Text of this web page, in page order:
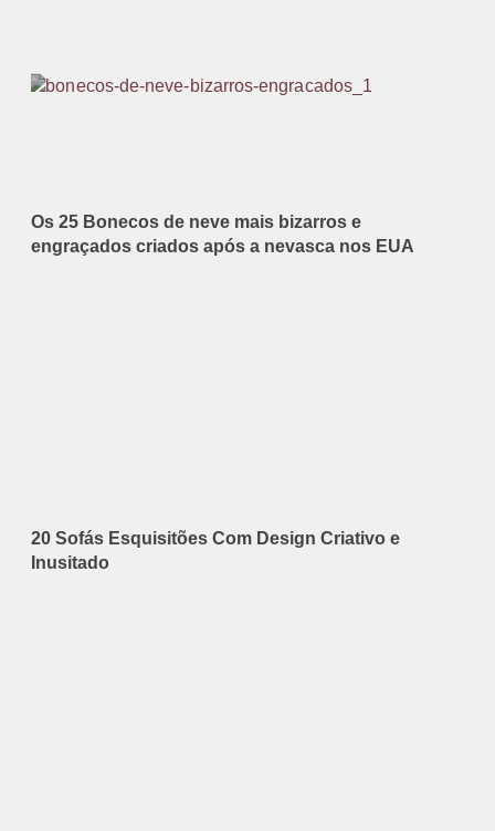
Os 25 Bonecos de neve mais bizarros e
engraçados criados após a nevasca nos EUA
20 Sofás Esquisitões Com Design Criativo e
Inusitado